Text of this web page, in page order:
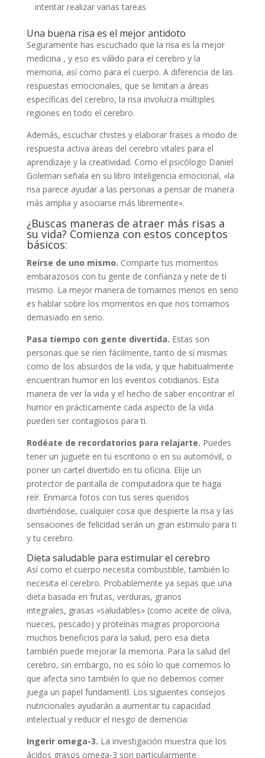
intentar realizar varias tareas
Una buena risa es el mejor antidoto
Seguramente has escuchado que la risa es la mejor
medicina , y eso es válido para el cerebro y la
memoria, así como para el cuerpo. A diferencia de las
respuestas emocionales, que se limitan a áreas
específicas del cerebro, la risa involucra múltiples
regiones en todo el cerebro.
Además, escuchar chistes y elaborar frases a modo de
respuesta activa áreas del cerebro vitales para el
aprendizaje y la creatividad. Como el psicólogo Daniel
Goleman señala en su libro Inteligencia emocional, «la
risa parece ayudar a las personas a pensar de manera
más amplia y asociarse más libremente».
¿Buscas maneras de atraer más risas a
su vida? Comienza con estos conceptos
básicos:
Reírse de uno mismo. Comparte tus momentos
embarazosos con tu gente de confianza y riete de ti
mismo. La mejor manera de tomarnos menos en serio
es hablar sobre los momentos en que nos tomamos
demasiado en serio.
Pasa tiempo con gente divertida. Estas son
personas que se ríen fácilmente, tanto de sí mismas
como de los absurdos de la vida, y que habitualmente
encuentran humor en los eventos cotidianos. Esta
manera de ver la vida y el hecho de saber encontrar el
humor en prácticamente cada aspecto de la vida
pueden ser contagiosos para ti.
Rodéate de recordatorios para relajarte. Puedes
tener un juguete en tu escritorio o en su automóvil, o
poner un cartel divertido en tu oficina. Elije un
protector de pantalla de computadora que te haga
reír. Enmarca fotos con tus seres queridos
divirtiéndose, cualquier cosa que despierte la risa y las
sensaciones de felicidad serán un gran estimulo para ti
y tu cerebro.
Dieta saludable para estimular el cerebro
Así como el cuerpo necesita combustible, también lo
necesita el cerebro. Probablemente ya sepas que una
dieta basada en frutas, verduras, granos
integrales, grasas «saludables» (como aceite de oliva,
nueces, pescado) y proteínas magras proporciona
muchos beneficios para la salud, pero esa dieta
también puede mejorar la memoria. Para la salud del
cerebro, sin embargo, no es sólo lo que comemos lo
que afecta sino también lo que no debemos comer
juega un papel fundamentl. Los siguientes consejos
nutricionales ayudarán a aumentar tu capacidad
intelectual y reducir el riesgo de demencia:
Ingerir omega-3. La investigación muestra que los
ácidos grasos omega-3 son particularmente